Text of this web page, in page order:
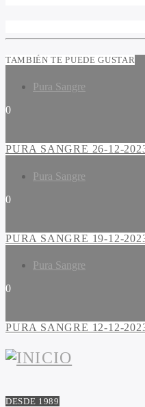
TAMBIÉN TE PUEDE GUSTAR
Pura Sangre
0
PURA SANGRE 26-12-
Pura Sangre
0
PURA SANGRE 19-12-
Pura Sangre
0
PURA SANGRE 12-12-
DESDE 1989